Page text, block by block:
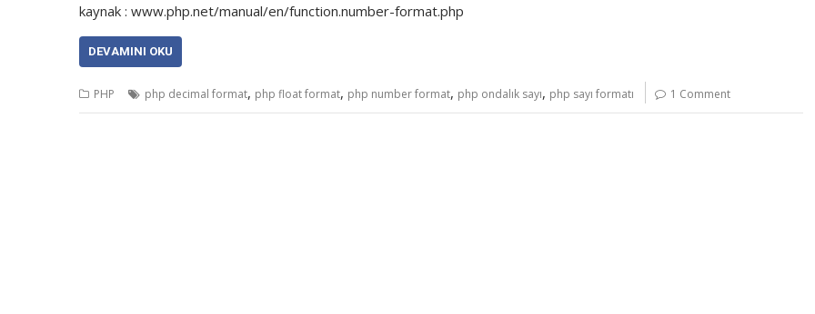
kaynak : www.php.net/manual/en/function.number-format.php
DEVAMINI OKU
PHP php decimal format, php float format, php number format, php ondalık sayı, php sayı formatı 1 Comment